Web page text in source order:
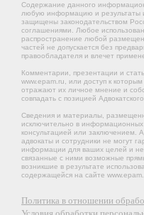
Содержание данного
любую информацию и результаты
защищены законодательством
соглашениями. Любое
распространение любой
частей не допускается без
правообладателя и влечет
Комментарии, презентации и
www.epam.ru, или доступ к
отражают их личное мнение и
совпадать с позицией
Сведения и материалы,
исключительно в
консультацией или заключением.
адвокаты и сотрудники не могут
информации для ваших целей и
связанные с ними возможные
возникшие в результате
содержащейся на сайте
Политика в отношении